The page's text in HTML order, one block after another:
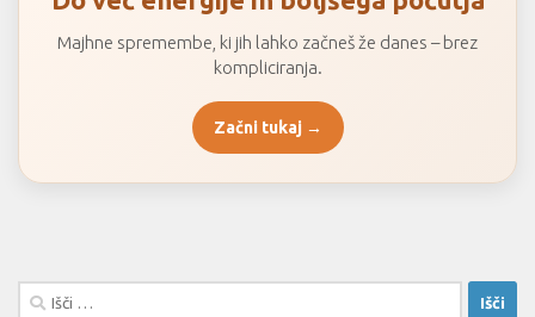
Majhne spremembe, ki jih lahko začneš že danes – brez
kompliciranja.
Začni tukaj →
Išči: